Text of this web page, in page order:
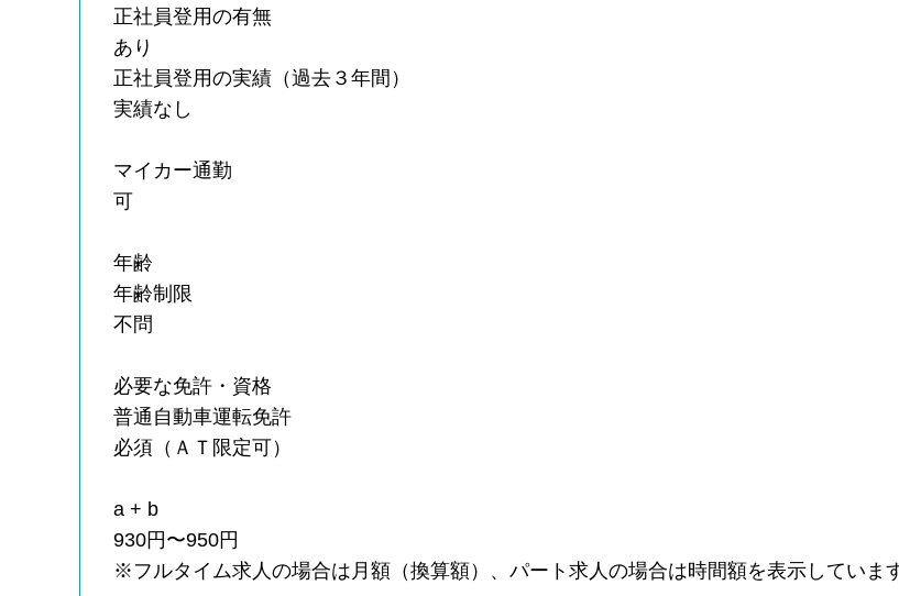
正社員登用の有無
あり
正社員登用の実績（過去３年間）
実績なし
マイカー通勤
可
年齢
年齢制限
不問
必要な免許・資格
普通自動車運転免許
必須（ＡＴ限定可）
a + b
930円〜950円
※フルタイム求人の場合は月額（換算額）、パート求人の場合は時間額を表示しています